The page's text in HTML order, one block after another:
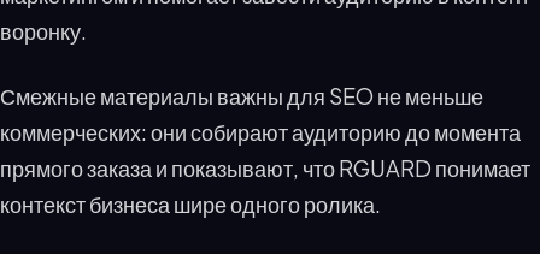
воронку.
Смежные материалы важны для SEO не меньше
коммерческих: они собирают аудиторию до момента
прямого заказа и показывают, что RGUARD понимает
контекст бизнеса шире одного ролика.